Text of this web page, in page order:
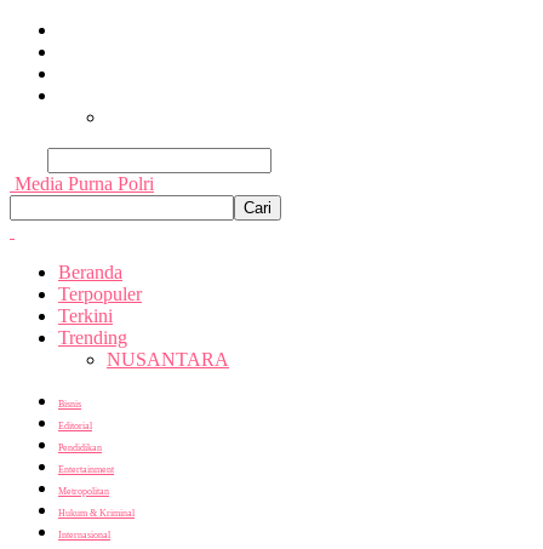
Media Purna Polri
Beranda
Terpopuler
Terkini
Trending
NUSANTARA
Bisnis
Editorial
Pendidikan
Entertainment
Metropolitan
Hukum & Kriminal
Internasional